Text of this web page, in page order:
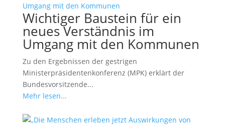
Wichtiger Baustein für ein
neues Verständnis im
Umgang mit den Kommunen
Zu den Ergebnissen der gestrigen
Ministerpräsidentenkonferenz (MPK) erklärt der
Bundesvorsitzende...
Mehr lesen...